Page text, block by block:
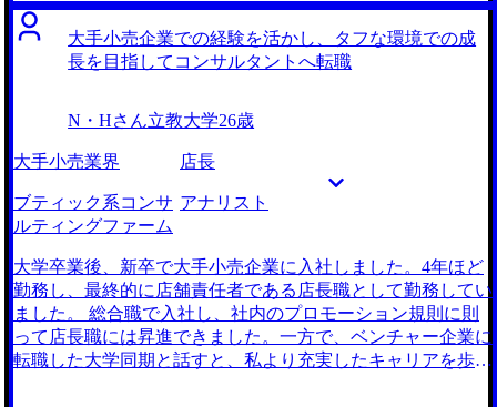
の支援になりますが、もっと包括的に経営を支援できる職種
を探している中で、中小企業向けのコンサルティングが目に
留まったことがきっかけです。 3社です。 中小企業向けのコ
どのような人が入社したのかといった、企業と密に関わって
いるからこそ持っている情報を多く提供してくれた点です。
企業それぞれへの知識に関してMyVisionさんはずば抜けてい
ると感じたので、菅原さんにご支援いただければ納得のいく
意思決定ができると思いました。 面接対策がとても具体的
さんはもちろん、MyVisionの他の方にも面接対策に参加いた
だき、多面的なフィードバックをいただくことでブラッシュ
アップにつながりました。また、かなり年次が上の方にも通
用するような、緊張感を持った対策も実施いただき、面接度
胸も付いたと感じています。 面接時に起きうる様々なケー
大手小売企業での経験を活かし、タフな環境での成
長を目指してコンサルタントへ転職
N・Hさん立教大学26歳
大手小売業界 店長
ブティック系コンサ
ルティングファーム
アナリスト
大学卒業後、新卒で大手小売企業に入社しました。4年ほど
勤務し、最終的に店舗責任者である店長職として勤務してい
ました。 総合職で入社し、社内のプロモーション規則に則
って店長職には昇進できました。一方で、ベンチャー企業に
転職した大学同期と話すと、私より充実したキャリアを歩ん